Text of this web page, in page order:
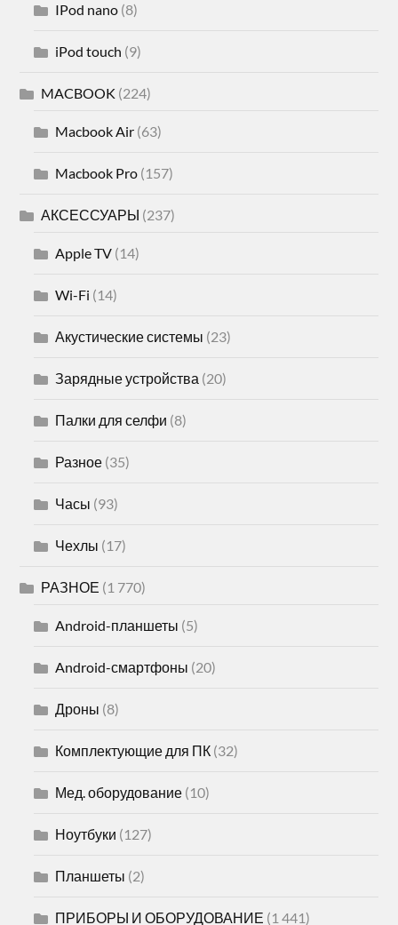
IPod nano (8)
iPod touch (9)
MACBOOK (224)
Macbook Air (63)
Macbook Pro (157)
АКСЕССУАРЫ (237)
Apple TV (14)
Wi-Fi (14)
Акустические системы (23)
Зарядные устройства (20)
Палки для селфи (8)
Разное (35)
Часы (93)
Чехлы (17)
РАЗНОЕ (1 770)
Android-планшеты (5)
Android-смартфоны (20)
Дроны (8)
Комплектующие для ПК (32)
Мед. оборудование (10)
Ноутбуки (127)
Планшеты (2)
ПРИБОРЫ И ОБОРУДОВАНИЕ (1 441)